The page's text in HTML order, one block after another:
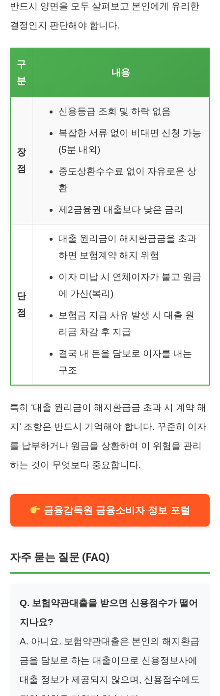
반드시 양면을 모두 살펴보고 본인에게 유리한
결정인지 판단해야 합니다.
구
분
내용
장
점
신용등급 조회 및 하락 없음
복잡한 서류 없이 비대면 신청 가능
(5분 내외)
중도상환수수료 없이 자유로운 상
환
제2금융권 대출보다 낮은 금리
단
점
대출 원리금이 해지환급금을 초과
하면 보험계약 해지 위험
이자 미납 시 연체이자가 붙고 원금
에 가산(복리)
보험금 지급 사유 발생 시 대출 원
리금 차감 후 지급
결국 내 돈을 담보로 이자를 내는
구조
특히 ‘대출 원리금이 해지환급금 초과 시 계약 해
지’ 조항은 반드시 기억해야 합니다. 꾸준히 이자
를 납부하거나 원금을 상환하여 이 위험을 관리
하는 것이 무엇보다 중요합니다.
금융감독원 금융소비자 정보 포털
자주 묻는 질문 (FAQ)
Q. 보험약관대출을 받으면 신용점수가 떨어
지나요?
A. 아니요. 보험약관대출은 본인의 해지환급
금을 담보로 하는 대출이므로 신용정보사에
대출 정보가 제공되지 않으며, 신용점수에도